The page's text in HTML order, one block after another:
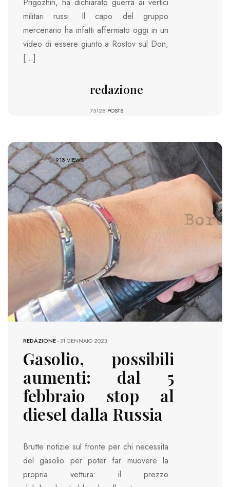
militari russi. Il capo del gruppo
mercenario ha infatti affermato oggi in un
video di essere giunto a Rostov sul Don,
[…]
redazione
75128 POSTS
918 VIEWS
REDAZIONE-31 GENNAIO 2023
Gasolio, possibili
aumenti: dal 5
febbraio stop al
diesel dalla Russia
Brutte notizie sul fronte per chi necessita
del gasolio per poter far muovere la
propria vettura: il prezzo